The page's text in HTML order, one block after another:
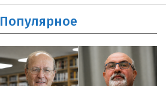
Популярное